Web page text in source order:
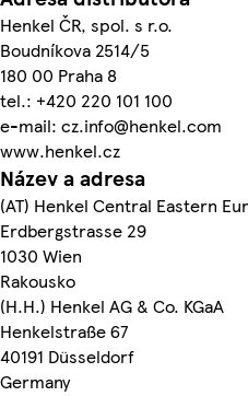
Henkel ČR, spol. s r.o.
Boudníkova 2514/5
180 00 Praha 8
tel.: +420 220 101 100
e-mail: cz.info@henkel.com
www.henkel.cz
Název a adresa
(AT) Henkel Central Eastern
Erdbergstrasse 29
1030 Wien
Rakousko
(H.H.) Henkel AG & Co. KGaA
Henkelstraße 67
40191 Düsseldorf
Germany